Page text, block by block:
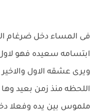
فى المساء دخل ضرغام
ابتسامه سعيده فهو
ويرى عشقه الاول
اللحظه منذ زمن بعيد
ملموس بين يده وفعلا